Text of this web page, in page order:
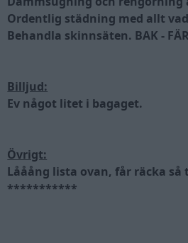
Ordentlig städning med allt vad
Behandla skinnsäten. BAK -
Billjud:
Ev något litet i bagaget.
Övrigt:
Lååång lista ovan, får räcka så
***********